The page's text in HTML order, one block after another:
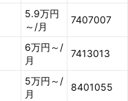
5.9万円
～/月
7407007
6万円～/
月
7413013
5万円～/
月
8401055